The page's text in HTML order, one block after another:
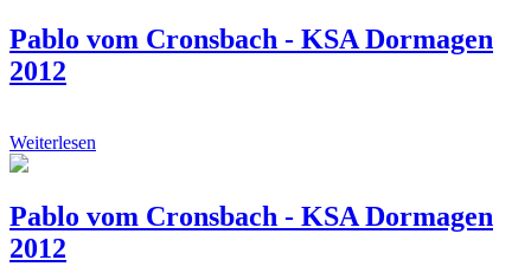
Pablo vom Cronsbach - KSA Dormagen
2012
Weiterlesen
Pablo vom Cronsbach - KSA Dormagen
2012